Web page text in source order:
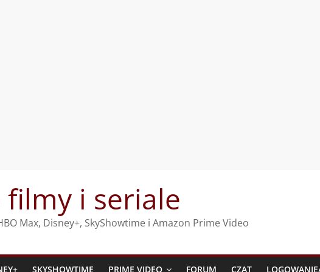
i seriale
Max, Disney+, SkyShowtime i Amazon Prime Video
SKYSHOWTIME PRIME VIDEO FORUM CZAT